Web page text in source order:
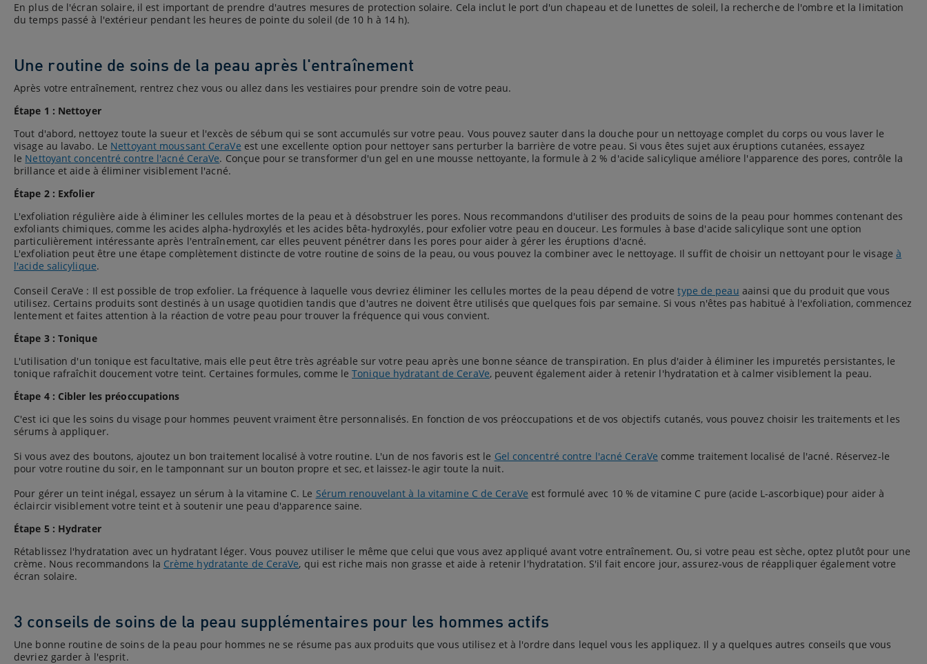
En plus de l'écran solaire, il est important de prendre d'autres mesures de protection solaire. Cela inclut le port d'un chapeau et de lunettes de soleil, la recherche de l'ombre et la limitation
du temps passé à l'extérieur pendant les heures de pointe du soleil (de 10 h à 14 h).
Une routine de soins de la peau après l'entraînement
Après votre entraînement, rentrez chez vous ou allez dans les vestiaires pour prendre soin de votre peau.
Étape 1 : Nettoyer
Tout d'abord, nettoyez toute la sueur et l'excès de sébum qui se sont accumulés sur votre peau. Vous pouvez sauter dans la douche pour un nettoyage complet du corps ou vous laver le
visage au lavabo. Le Nettoyant moussant CeraVe est une excellente option pour nettoyer sans perturber la barrière de votre peau. Si vous êtes sujet aux éruptions cutanées, essayez
le Nettoyant concentré contre l'acné CeraVe. Conçue pour se transformer d'un gel en une mousse nettoyante, la formule à 2 % d'acide salicylique améliore l'apparence des pores, contrôle la
brillance et aide à éliminer visiblement l'acné.
Étape 2 : Exfolier
L'exfoliation régulière aide à éliminer les cellules mortes de la peau et à désobstruer les pores. Nous recommandons d'utiliser des produits de soins de la peau pour hommes contenant des
exfoliants chimiques, comme les acides alpha-hydroxylés et les acides bêta-hydroxylés, pour exfolier votre peau en douceur. Les formules à base d'acide salicylique sont une option
particulièrement intéressante après l'entraînement, car elles peuvent pénétrer dans les pores pour aider à gérer les éruptions d'acné.
L'exfoliation peut être une étape complètement distincte de votre routine de soins de la peau, ou vous pouvez la combiner avec le nettoyage. Il suffit de choisir un nettoyant pour le visage à
l'acide salicylique.
Conseil CeraVe : Il est possible de trop exfolier. La fréquence à laquelle vous devriez éliminer les cellules mortes de la peau dépend de votretype de peau aainsi que du produit que vous
utilisez. Certains produits sont destinés à un usage quotidien tandis que d'autres ne doivent être utilisés que quelques fois par semaine. Si vous n'êtes pas habitué à l'exfoliation, commencez
lentement et faites attention à la réaction de votre peau pour trouver la fréquence qui vous convient.
Étape 3 : Tonique
L'utilisation d'un tonique est facultative, mais elle peut être très agréable sur votre peau après une bonne séance de transpiration. En plus d'aider à éliminer les impuretés persistantes, le
tonique rafraîchit doucement votre teint. Certaines formules, comme leTonique hydratant de CeraVe, peuvent également aider à retenir l'hydratation et à calmer visiblement la peau.
Étape 4 : Cibler les préoccupations
C'est ici que les soins du visage pour hommes peuvent vraiment être personnalisés. En fonction de vos préoccupations et de vos objectifs cutanés, vous pouvez choisir les traitements et les
sérums à appliquer.
Si vous avez des boutons, ajoutez un bon traitement localisé à votre routine. L'un de nos favoris est le Gel concentré contre l'acné CeraVe comme traitement localisé de l'acné. Réservez-le
pour votre routine du soir, en le tamponnant sur un bouton propre et sec, et laissez-le agir toute la nuit.
Pour gérer un teint inégal, essayez un sérum à la vitamine C. Le Sérum renouvelant à la vitamine C de CeraVe est formulé avec 10 % de vitamine C pure (acide L-ascorbique) pour aider à
éclaircir visiblement votre teint et à soutenir une peau d'apparence saine.
Étape 5 : Hydrater
Rétablissez l'hydratation avec un hydratant léger. Vous pouvez utiliser le même que celui que vous avez appliqué avant votre entraînement. Ou, si votre peau est sèche, optez plutôt pour une
crème. Nous recommandons la Crème hydratante de CeraVe, qui est riche mais non grasse et aide à retenir l'hydratation. S'il fait encore jour, assurez-vous de réappliquer également votre
écran solaire.
3 conseils de soins de la peau supplémentaires pour les hommes actifs
Une bonne routine de soins de la peau pour hommes ne se résume pas aux produits que vous utilisez et à l'ordre dans lequel vous les appliquez. Il y a quelques autres conseils que vous
devriez garder à l'esprit.